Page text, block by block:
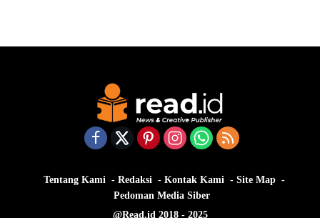
Tentang Kami Redaksi Kontak Kami
Site Map
Pedoman Media Siber
@Read.id 2018 - 2025